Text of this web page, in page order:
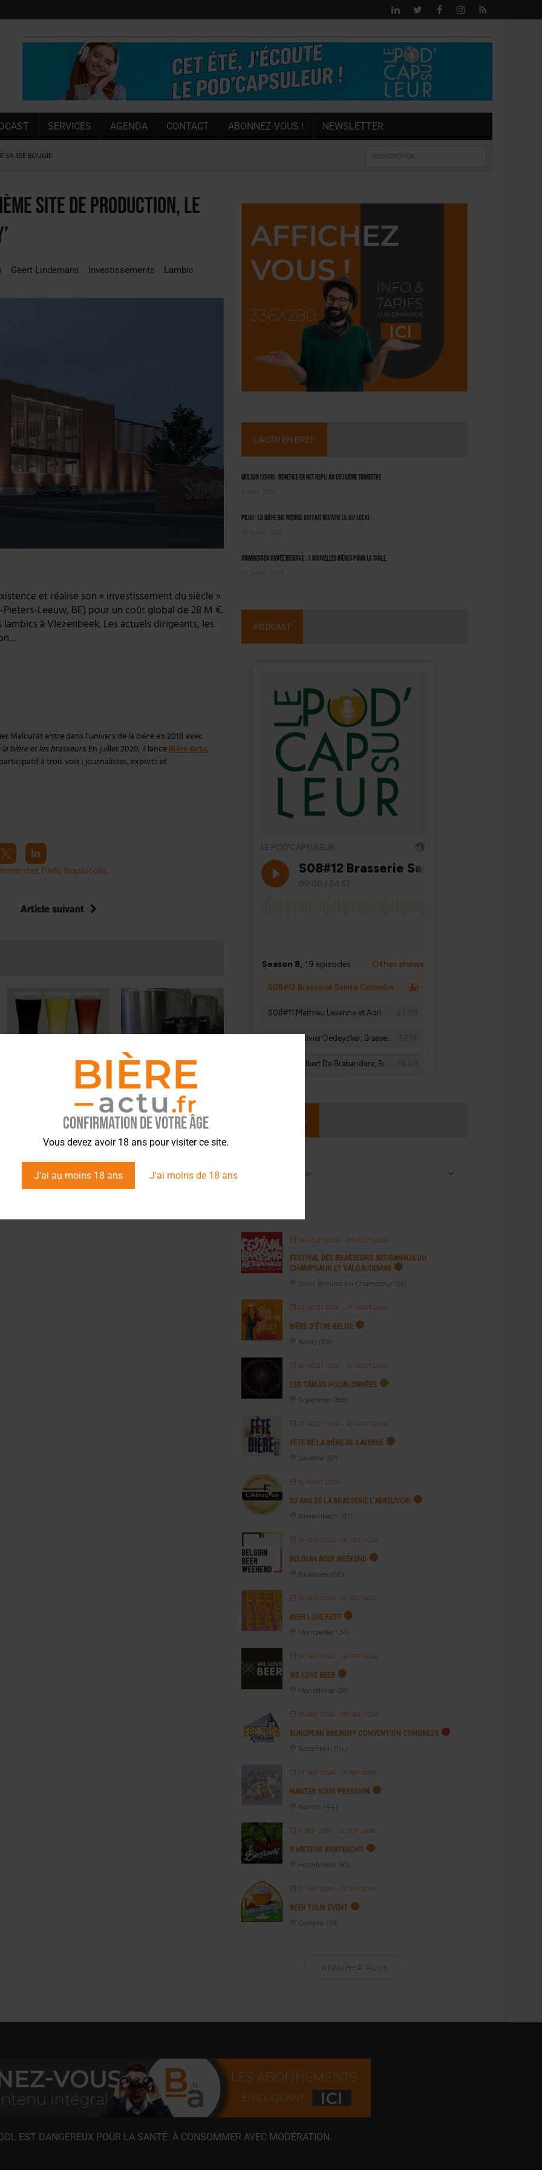
Confirmation de votre âge
Vous devez avoir 18 ans pour visiter ce site.
J'ai au moins 18 ans J'ai moins de 18 ans
SERVICES AGENDA CONTACT ABONNEZ-VOUS ! NEWSLETTER
SA 15E BOUGIE
DE 50 %
L’ÉTÉ
LE MARCHÉ [ÉTUDE]
PIONNIÈRE EN ILLE-ET-VILAINE
site de production, le
Geert Lindemans Investissements
Lambic
et réalise son « investissement du siècle »
Leeuw, BE) pour un coût global de 28 M €.
à Vlezenbeek. Les actuels dirigeants, les
Malcurat entre dans l’univers de la bière en 2018 avec
bière et les brasseurs. En juillet 2020, il lance Bière Actu,
à trois voix : journalistes, experts et
l’info brassicole.
Article suivant
La France, l’autre pays de la
ACTUS
Deux brasseries wallonnes
unissent leurs forces pour
la craft
L'ACTU EN BREF
Molson Coors : bénéfice en net repli au deuxième trimestre
Pilou : la bière bio niçoise qui fait revivre le jeu local
Grimbergen Cuvée Réserve : 3 nouvelles bières pour la table
PODCAST
ÉVÉNEMENTS
08 AOÛT 2026 - 09 AOÛT 2026
FESTIVAL DES BRASSEURS ARTISANAUX DU
CHAMPSAUR ET VALGAUDEMAR
Saint-Bonnet-en-Champsaur (05)
22 AOÛT 2026 - 23 AOÛT 2026
BIÈRE D’ÊTRE BELGE
Amay (BE)
26 AOÛT 2026 - 30 AOÛT 2026
LES TABLES HOUBLONNÉES
Poperinge (BE)
27 AOÛT 2026 - 30 AOÛT 2026
FÊTE DE LA BIÈRE DE SAVERNE
Saverne (67)
30 AOÛT 2026
20 ANS DE LA BRASSERIE L’ABREUVOIR
Breitenbach (67)
04 SEP 2026 - 06 SEP 2026
BELGIAN BEER WEEKEND
Bruxelles (BE)
04 SEP 2026 - 12 SEP 2026
BEER LOVE FEST
Montpellier (34)
04 SEP 2026 - 05 SEP 2026
WE LOVE BEER
Montélimar (26)
06 SEP 2026 - 09 SEP 2026
EUROPEAN BREWERY CONVENTION CONGRESS
Rotterdam (NL)
07 SEP 2026 - 13 SEP 2026
NANTES SOUS PRESSION
Nantes (44)
11 SEP 2026 - 12 SEP 2026
S’METEOR BIERFESCHT
Hochfelden (67)
12 SEP 2026 - 13 SEP 2026
BEER TOUR EVENT
Cambrai (59)
AFFICHER PLUS
EST DANGEREUX POUR LA SANTÉ. À CONSOMMER AVEC MODÉRATION.